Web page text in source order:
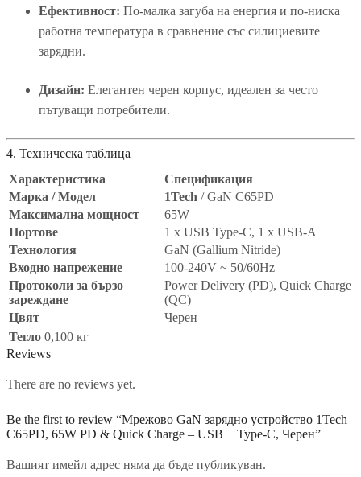
Ефективност: По-малка загуба на енергия и по-ниска
работна температура в сравнение със силициевите
зарядни.
Дизайн: Елегантен черен корпус, идеален за често
пътуващи потребители.
4. Техническа таблица
Характеристика
Спецификация
Марка / Модел
1Tech / GaN C65PD
Максимална мощност
65W
Портове
1 x USB Type-C, 1 x USB-A
Технология
GaN (Gallium Nitride)
Входно напрежение
100-240V ~ 50/60Hz
Протоколи за бързо
зареждане
Power Delivery (PD), Quick Charge
(QC)
Цвят
Черен
Тегло 0,100 кг
Reviews
There are no reviews yet.
Be the first to review “Мрежово GaN зарядно устройство 1Tech
C65PD, 65W PD & Quick Charge – USB + Type-C, Черен”
Вашият имейл адрес няма да бъде публикуван.